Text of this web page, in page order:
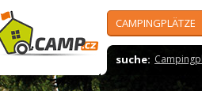
CAMPINGPLÄTZE
suche: